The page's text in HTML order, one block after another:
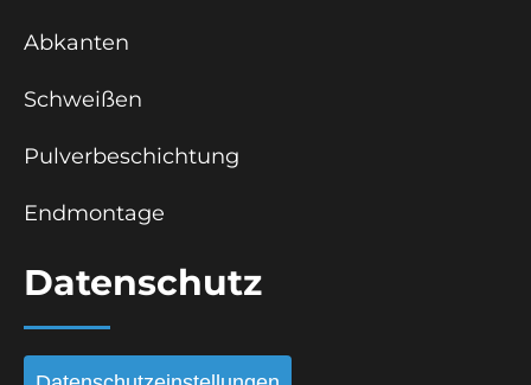
Abkanten
Schweißen
Pulverbeschichtung
Endmontage
Datenschutz